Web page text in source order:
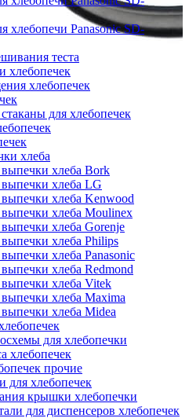
хлебопечи Panasonic SD-
теста
хлебопечек
хлебопечек
для хлебопечек
хлеба
хлеба Bork
хлеба LG
хлеба Kenwood
хлеба Moulinex
хлеба Gorenje
хлеба Philips
хлеба Panasonic
хлеба Redmond
хлеба Vitek
хлеба Maxima
хлеба Midea
для хлебопечки
хлебопечек
прочие
для хлебопечек
крышки хлебопечки
для диспенсеров хлебопечек